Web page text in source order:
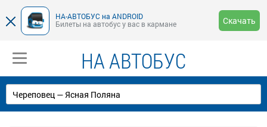
НА-АВТОБУС на ANDROID
Билеты на автобус у вас в кармане
Скачать
НА АВТОБУС